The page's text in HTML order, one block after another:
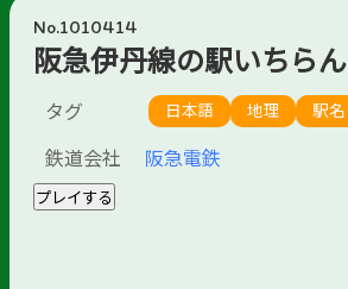
No.1010414
阪急伊丹線の駅いちらん
タグ 日本語 地理 駅名
鉄道会社 阪急電鉄
プレイする